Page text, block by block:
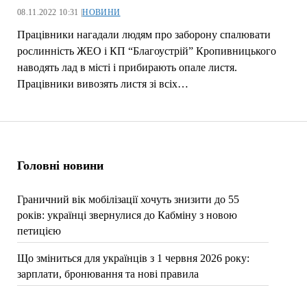
Головні новини
Граничний вік мобілізації хочуть знизити до 55
років: українці звернулися до Кабміну з новою
петицією
Що зміниться для українців з 1 червня 2026 року:
зарплати, бронювання та нові правила
08.11.2022 10:31 |НОВИНИ
Працівники нагадали людям про заборону спалювати
рослинність ЖЕО і КП “Благоустрій” Кропивницького
наводять лад в місті і прибирають опале листя.
Працівники вивозять листя зі всіх…